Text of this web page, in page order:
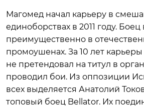
Магомед начал карьеру в
единоборствах в 2011 году. Боец
преимущественно в
промоушенах. За 10 лет
не претендовал на титул в
проводил бои. Из оппозиции
всех выделяется Анатолий
топовый боец Bellator. Их